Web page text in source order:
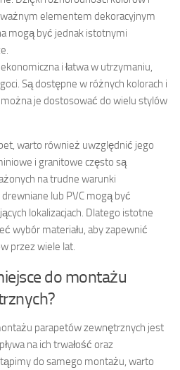
elementem dekoracyjnym
mogą być jednak istotnymi
i łatwa w utrzymaniu,
Są dostępne w różnych kolorach i
je dostosować do wielu stylów
warto również uwzględnić jego
i granitowe często są
na trudne warunki
lub PVC mogą być
lokalizacjach. Dlatego istotne
wybór materiału, aby zapewnić
przez wiele lat.
do montażu
parapetów zewnętrznych jest
na ich trwałość oraz
do samego montażu, warto